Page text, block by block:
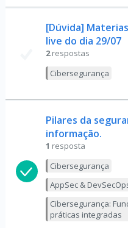
[Dúvida]
live do dia 29/07
2 respostas
Cibersegurança
Pilares da
informação.
1 resposta
Cibersegurança
AppSec &
Cibersegurança:
práticas integradas